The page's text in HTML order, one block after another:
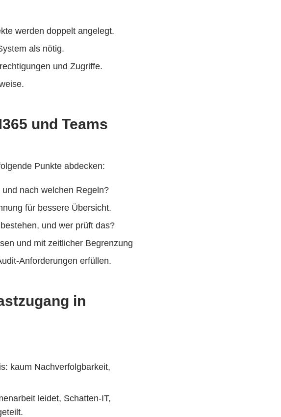
werden doppelt angelegt.
als nötig.
und Zugriffe.
und Teams
Punkte abdecken:
nach welchen Regeln?
für bessere Übersicht.
und wer prüft das?
und mit zeitlicher Begrenzung
Anforderungen erfüllen.
in
kaum Nachverfolgbarkeit,
leidet, Schatten-IT,